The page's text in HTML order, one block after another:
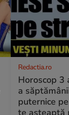
Redactia.ro
Horoscop 3
a
puternice
te așteaptă